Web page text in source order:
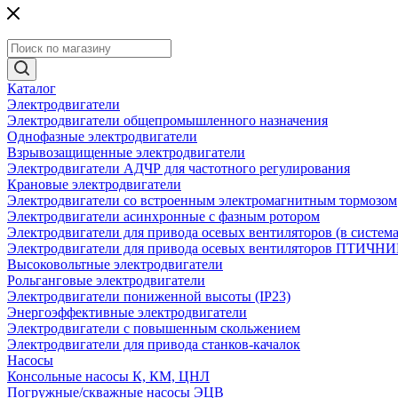
Каталог
Электродвигатели
Электродвигатели общепромышленного назначения
Однофазные электродвигатели
Взрывозащищенные электродвигатели
Электродвигатели АДЧР для частотного регулирования
Крановые электродвигатели
Электродвигатели со встроенным электромагнитным тормозом
Электродвигатели асинхронные с фазным ротором
Электродвигатели для привода осевых вентиляторов (в
Электродвигатели для привода осевых вентиляторов
Высоковольтные электродвигатели
Рольганговые электродвигатели
Электродвигатели пониженной высоты (IP23)
Энергоэффективные электродвигатели
Электродвигатели с повышенным скольжением
Электродвигатели для привода станков-качалок
Насосы
Консольные насосы К, КМ, ЦНЛ
Погружные/скважные насосы ЭЦВ